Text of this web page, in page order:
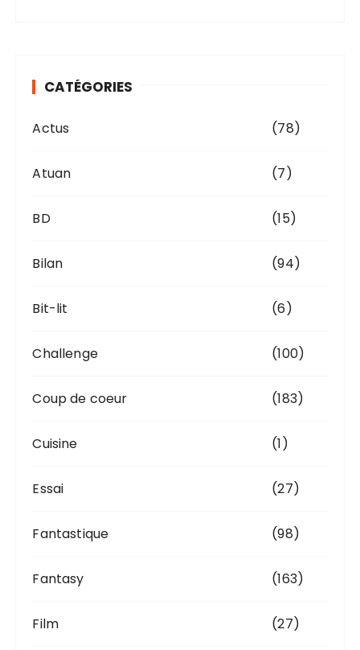
e CATÉGORIES
Actus (78)
Atuan (7)
BD (15)
Bilan (94)
Bit-lit (6)
Challenge (100)
Coup de coeur (183)
Cuisine (1)
Essai (27)
Fantastique (98)
Fantasy (163)
Film (27)